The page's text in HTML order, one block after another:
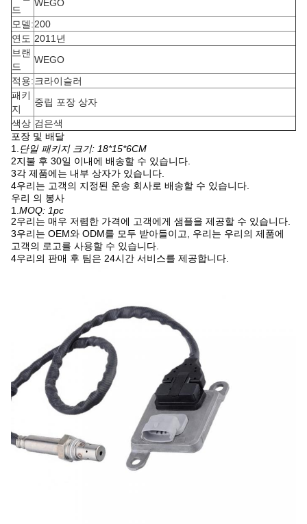
드
WEGO
모델:200
연도 2011년
브랜
드
WEGO
적용: 크라이슬러
패키
지
중립 포장 상자
색상 검은색
포장 및 배달
1. 단일 패키지 크기: 18*15*6CM
2지불 후 30일 이내에 배송할 수 있습니다.
3각 제품에는 내부 상자가 있습니다.
4우리는 고객의 지정된 운송 회사로 배송할 수 있습니다.
우리 의 봉사
1. MOQ: 1pc
2우리는 매우 저렴한 가격에 고객에게 샘플을 제공할 수 있습니다.
3우리는 OEM와 ODM를 모두 받아들이고, 우리는 우리의 제품에
고객의 로고를 사용할 수 있습니다.
4우리의 판매 후 팀은 24시간 서비스를 제공합니다.